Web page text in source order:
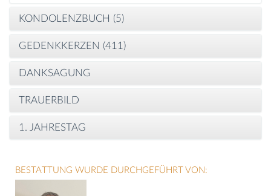
KONDOLENZBUCH (5)
GEDENKKERZEN (411 )
DANKSAGUNG
TRAUERBILD
1. JAHRESTAG
BESTATTUNG WURDE DURCHGEFÜHRT VON: